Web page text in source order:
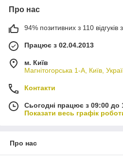
Про нас
94% позитивних з 110 відгуків
Працює з 02.04.2013
м. Київ
Магнітогорська 1-А, Київ,
Контакти
Сьогодні працює з 09:00 до
Показати весь графік
Про нас